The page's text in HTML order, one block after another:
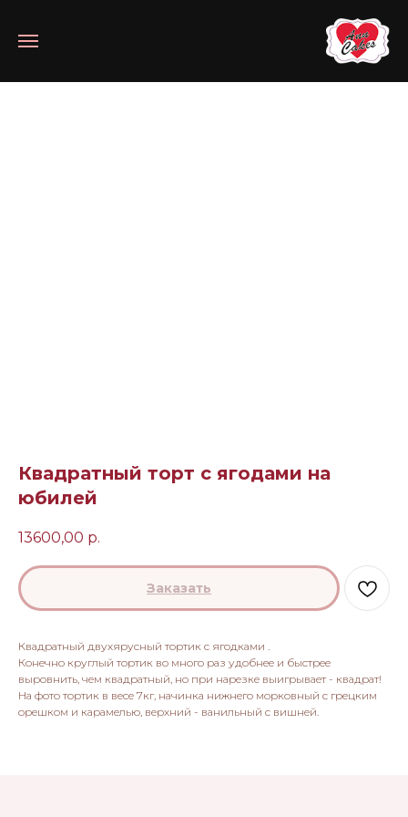
Квадратный торт с ягодами на
юбилей
13600,00 р.
Заказать
Квадратный двухярусный тортик с ягодками .
Конечно круглый тортик во много раз удобнее и быстрее
выровнить, чем квадратный, но при нарезке выигрывает - квадрат!
На фото тортик в весе 7кг, начинка нижнего морковный с грецким
орешком и карамелью, верхний - ванильный с вишней.